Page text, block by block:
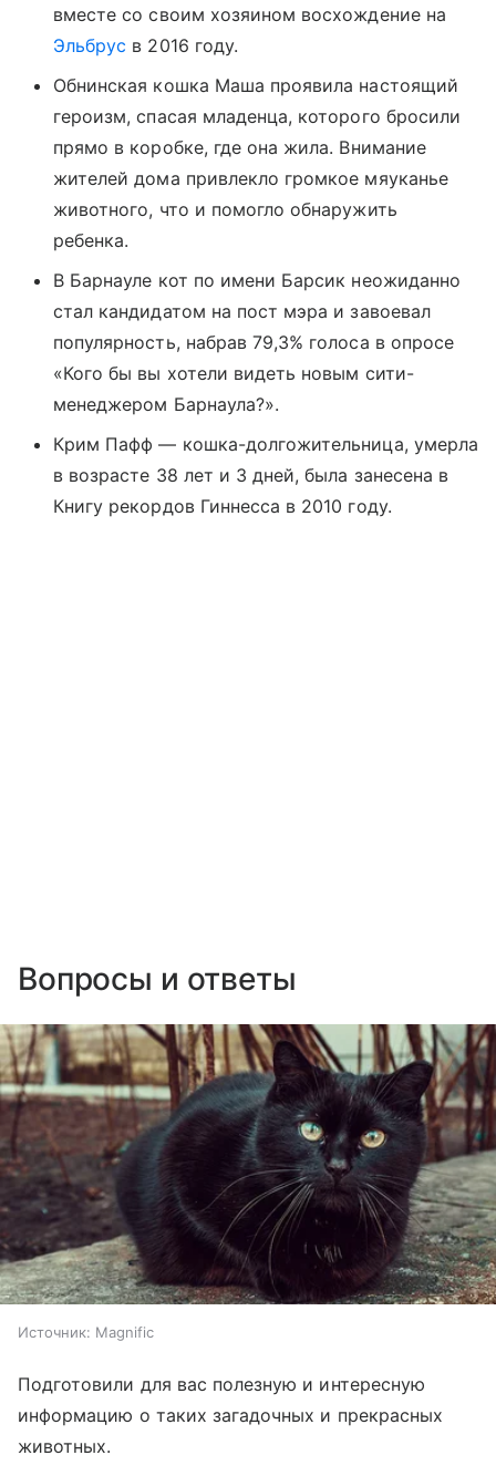
вместе со своим хозяином восхождение на
Эльбрус в 2016 году.
Обнинская кошка Маша проявила настоящий
героизм, спасая младенца, которого бросили
прямо в коробке, где она жила. Внимание
жителей дома привлекло громкое мяуканье
животного, что и помогло обнаружить
ребенка.
В Барнауле кот по имени Барсик неожиданно
стал кандидатом на пост мэра и завоевал
популярность, набрав 79,3% голоса в опросе
«Кого бы вы хотели видеть новым сити-
менеджером Барнаула?».
Крим Пафф — кошка-долгожительница, умерла
в возрасте 38 лет и 3 дней, была занесена в
Книгу рекордов Гиннесса в 2010 году.
Вопросы и ответы
Источник: Magnific
Подготовили для вас полезную и интересную
информацию о таких загадочных и прекрасных
животных.